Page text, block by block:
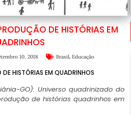
DE HISTÓRIAS EM
10, 2018 Brasil, Educação
DE HISTÓRIAS EM QUADRINHOS
GO): Universo quadrinizado do
de histórias quadrinhos em